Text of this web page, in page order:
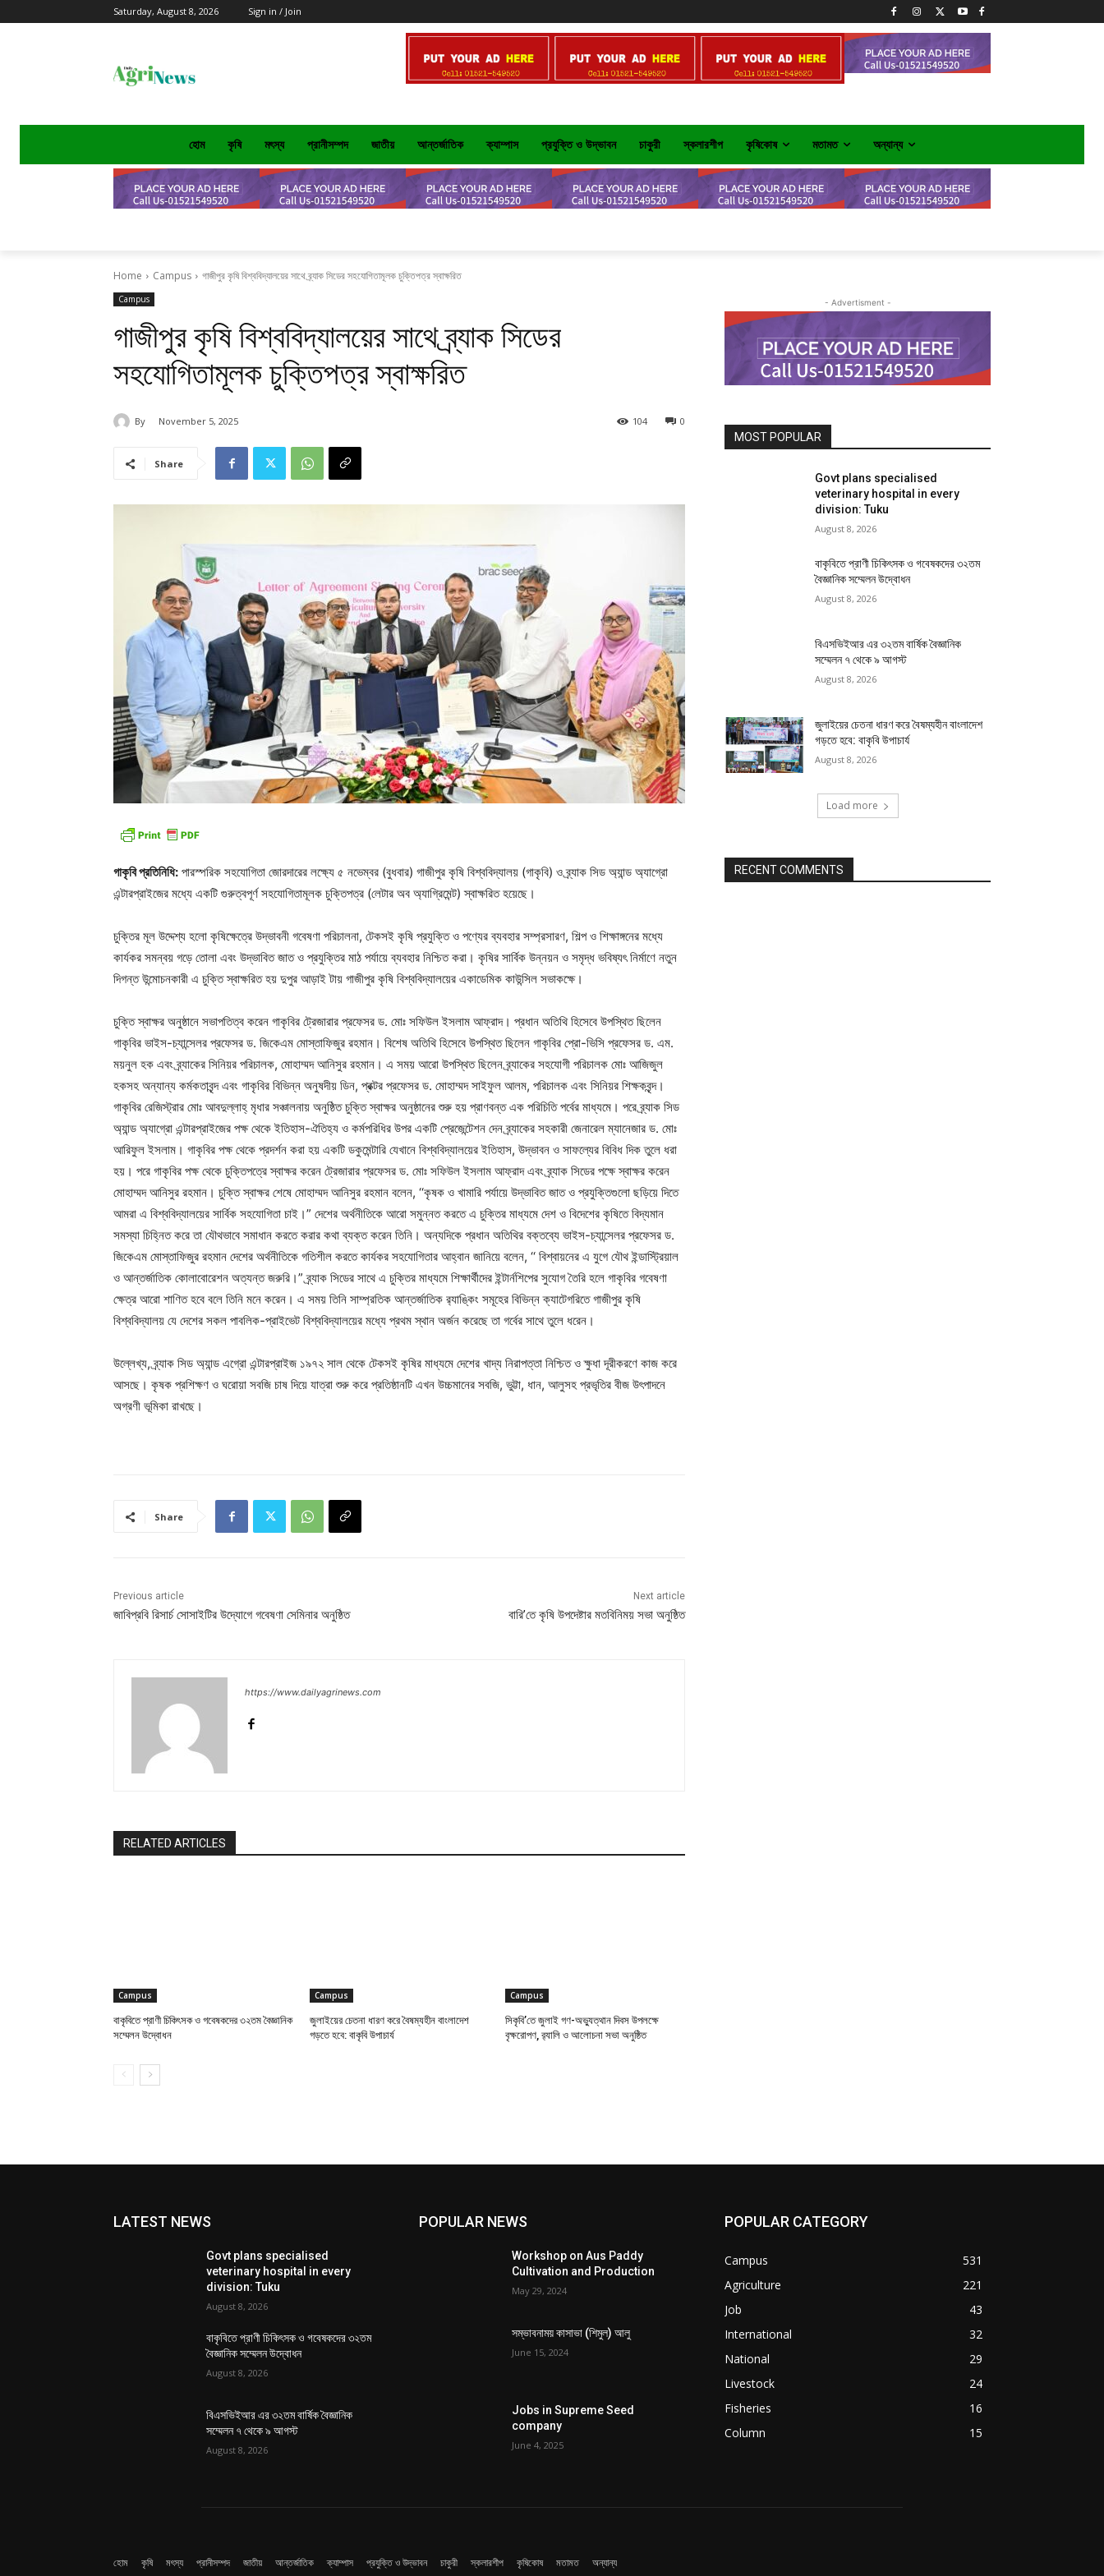
Saturday, August 8, 2026 Sign in / Join
হোম কৃষি মৎস্য প্রানীসম্পদ জাতীয় আন্তর্জাতিক ক্যাম্পাস প্রযুক্তি ও উদ্ভাবন চাকুরী স্কলারশীপ কৃষিকোষ মতামত অন্যান্য
Home Campus গাজীপুর কৃষি বিশ্ববিদ্যালয়ের সাথে ব্র্যাক সিডের সহযোগিতামূলক চুক্তিপত্র স্বাক্ষরিত
Campus
গাজীপুর কৃষি বিশ্ববিদ্যালয়ের সাথে ব্র্যাক সিডের
সহযোগিতামূলক চুক্তিপত্র স্বাক্ষরিত
By November 5, 2025 0
104
Share
গাকৃবি প্রতিনিধি: পারস্পরিক সহযোগিতা জোরদারের লক্ষ্যে ৫ নভেম্বর (বুধবার) গাজীপুর কৃষি বিশ্ববিদ্যালয় (গাকৃবি) ও ব্র্যাক সিড অ্যান্ড অ্যাগ্রো
এন্টারপ্রাইজের মধ্যে একটি গুরুত্বপূর্ণ সহযোগিতামূলক চুক্তিপত্র (লেটার অব অ্যাগ্রিমেন্ট) স্বাক্ষরিত হয়েছে।
চুক্তির মূল উদ্দেশ্য হলো কৃষিক্ষেত্রে উদ্ভাবনী গবেষণা পরিচালনা, টেকসই কৃষি প্রযুক্তি ও পণ্যের ব্যবহার সম্প্রসারণ, শিল্প ও শিক্ষাঙ্গনের মধ্যে
কার্যকর সমন্বয় গড়ে তোলা এবং উদ্ভাবিত জাত ও প্রযুক্তির মাঠ পর্যায়ে ব্যবহার নিশ্চিত করা। কৃষির সার্বিক উন্নয়ন ও সমৃদ্ধ ভবিষ্যৎ নির্মাণে নতুন
দিগন্ত উন্মোচনকারী এ চুক্তি স্বাক্ষরিত হয় দুপুর আড়াই টায় গাজীপুর কৃষি বিশ্ববিদ্যালয়ের একাডেমিক কাউন্সিল সভাকক্ষে।
চুক্তি স্বাক্ষর অনুষ্ঠানে সভাপতিত্ব করেন গাকৃবির ট্রেজারার প্রফেসর ড. মোঃ সফিউল ইসলাম আফ্রাদ। প্রধান অতিথি হিসেবে উপস্থিত ছিলেন
গাকৃবির ভাইস-চ্যান্সেলর প্রফেসর ড. জিকেএম মোস্তাফিজুর রহমান। বিশেষ অতিথি হিসেবে উপস্থিত ছিলেন গাকৃবির প্রো-ভিসি প্রফেসর ড. এম.
ময়নুল হক এবং ব্র্যাকের সিনিয়র পরিচালক, মোহাম্মদ আনিসুর রহমান। এ সময় আরো উপস্থিত ছিলেন ব্র্যাকের সহযোগী পরিচালক মোঃ আজিজুল
হকসহ অন্যান্য কর্মকতাবৃন্দ এবং গাকৃবির বিভিন্ন অনুষদীয় ডিন, প্রক্টর প্রফেসর ড. মোহাম্মদ সাইফুল আলম, পরিচালক এবং সিনিয়র শিক্ষকবৃন্দ।
গাকৃবির রেজিস্ট্রার মোঃ আবদুল্লাহ্ মৃধার সঞ্চালনায় অনুষ্ঠিত চুক্তি স্বাক্ষর অনুষ্ঠানের শুরু হয় প্রাণবন্ত এক পরিচিতি পর্বের মাধ্যমে। পরে ব্র্যাক সিড
অ্যান্ড অ্যাগ্রো এন্টারপ্রাইজের পক্ষ থেকে ইতিহাস-ঐতিহ্য ও কর্মপরিধির উপর একটি প্রেজেন্টেশন দেন ব্র্যাকের সহকারী জেনারেল ম্যানেজার ড. মোঃ
আরিফুল ইসলাম। গাকৃবির পক্ষ থেকে প্রদর্শন করা হয় একটি ডকুমেন্টারি যেখানে বিশ্ববিদ্যালয়ের ইতিহাস, উদ্ভাবন ও সাফল্যের বিবিধ দিক তুলে ধরা
হয়। পরে গাকৃবির পক্ষ থেকে চুক্তিপত্রে স্বাক্ষর করেন ট্রেজারার প্রফেসর ড. মোঃ সফিউল ইসলাম আফ্রাদ এবং ব্র্যাক সিডের পক্ষে স্বাক্ষর করেন
মোহাম্মদ আনিসুর রহমান। চুক্তি স্বাক্ষর শেষে মোহাম্মদ আনিসুর রহমান বলেন, ‘‘কৃষক ও খামারি পর্যায়ে উদ্ভাবিত জাত ও প্রযুক্তিগুলো ছড়িয়ে দিতে
আমরা এ বিশ্ববিদ্যালয়ের সার্বিক সহযোগিতা চাই।” দেশের অর্থনীতিকে আরো সমুন্নত করতে এ চুক্তির মাধ্যমে দেশ ও বিদেশের কৃষিতে বিদ্যমান
সমস্যা চিহ্নিত করে তা যৌথভাবে সমাধান করতে করার কথা ব্যক্ত করেন তিনি। অন্যদিকে প্রধান অতিথির বক্তব্যে ভাইস-চ্যান্সেলর প্রফেসর ড.
জিকেএম মোস্তাফিজুর রহমান দেশের অর্থনীতিকে গতিশীল করতে কার্যকর সহযোগিতার আহ্বান জানিয়ে বলেন, ‘‘ বিশ্বায়নের এ যুগে যৌথ ইন্ডাস্ট্রিয়াল
ও আন্তর্জাতিক কোলাবোরেশন অত্যন্ত জরুরি।” ব্র্যাক সিডের সাথে এ চুক্তির মাধ্যমে শিক্ষার্থীদের ইন্টার্নশিপের সুযোগ তৈরি হলে গাকৃবির গবেষণা
ক্ষেত্র আরো শাণিত হবে বলে তিনি মনে করেন। এ সময় তিনি সাম্প্রতিক আন্তর্জাতিক র‌্যাঙ্কিং সমূহের বিভিন্ন ক্যাটেগরিতে গাজীপুর কৃষি
বিশ্ববিদ্যালয় যে দেশের সকল পাবলিক-প্রাইভেট বিশ্ববিদ্যালয়ের মধ্যে প্রথম স্থান অর্জন করেছে তা গর্বের সাথে তুলে ধরেন।
উল্লেখ্য, ব্র্যাক সিড অ্যান্ড এগ্রো এন্টারপ্রাইজ ১৯৭২ সাল থেকে টেকসই কৃষির মাধ্যমে দেশের খাদ্য নিরাপত্তা নিশ্চিত ও ক্ষুধা দূরীকরণে কাজ করে
আসছে। কৃষক প্রশিক্ষণ ও ঘরোয়া সবজি চাষ দিয়ে যাত্রা শুরু করে প্রতিষ্ঠানটি এখন উচ্চমানের সবজি, ভুট্টা, ধান, আলুসহ প্রভৃতির বীজ উৎপাদনে
অগ্রণী ভূমিকা রাখছে।
Share
Previous article
জাবিপ্রবি রিসার্চ সোসাইটির উদ্যোগে গবেষণা সেমিনার অনুষ্ঠিত
Next article
বারি’তে কৃষি উপদেষ্টার মতবিনিময় সভা অনুষ্ঠিত
https://www.dailyagrinews.com
RELATED ARTICLES
Campus
বাকৃবিতে প্রাণী চিকিৎসক ও গবেষকদের ৩২তম বৈজ্ঞানিক
সম্মেলন উদ্বোধন
Campus
জুলাইয়ের চেতনা ধারণ করে বৈষম্যহীন বাংলাদেশ
গড়তে হবে: বাকৃবি উপাচার্য
Campus
সিকৃবি’তে জুলাই গণ-অভ্যুত্থান দিবস উপলক্ষে
বৃক্ষরোপণ, র‍্যালি ও আলোচনা সভা অনুষ্ঠিত
- Advertisment -
MOST POPULAR
Govt plans specialised
veterinary hospital in every
division: Tuku
August 8, 2026
বাকৃবিতে প্রাণী চিকিৎসক ও গবেষকদের ৩২তম
বৈজ্ঞানিক সম্মেলন উদ্বোধন
August 8, 2026
বিএসভিইআর এর ৩২তম বার্ষিক বৈজ্ঞানিক
সম্মেলন ৭ থেকে ৯ আগস্ট
August 8, 2026
জুলাইয়ের চেতনা ধারণ করে বৈষম্যহীন বাংলাদেশ
গড়তে হবে: বাকৃবি উপাচার্য
August 8, 2026
Load more
RECENT COMMENTS
LATEST NEWS
Govt plans specialised
veterinary hospital in every
division: Tuku
August 8, 2026
বাকৃবিতে প্রাণী চিকিৎসক ও গবেষকদের ৩২তম
বৈজ্ঞানিক সম্মেলন উদ্বোধন
August 8, 2026
বিএসভিইআর এর ৩২তম বার্ষিক বৈজ্ঞানিক
সম্মেলন ৭ থেকে ৯ আগস্ট
August 8, 2026
POPULAR NEWS
Workshop on Aus Paddy
Cultivation and Production
May 29, 2024
সম্ভাবনাময় কাসাভা (শিমুল) আলু
June 15, 2024
Jobs in Supreme Seed
company
June 4, 2025
POPULAR CATEGORY
Campus
531
Agriculture
221
Job
43
International
32
National
29
Livestock
24
Fisheries
16
Column
15
হোম কৃষি মৎস্য প্রানীসম্পদ জাতীয় আন্তর্জাতিক ক্যাম্পাস প্রযুক্তি ও উদ্ভাবন চাকুরী স্কলারশীপ কৃষিকোষ মতামত অন্যান্য